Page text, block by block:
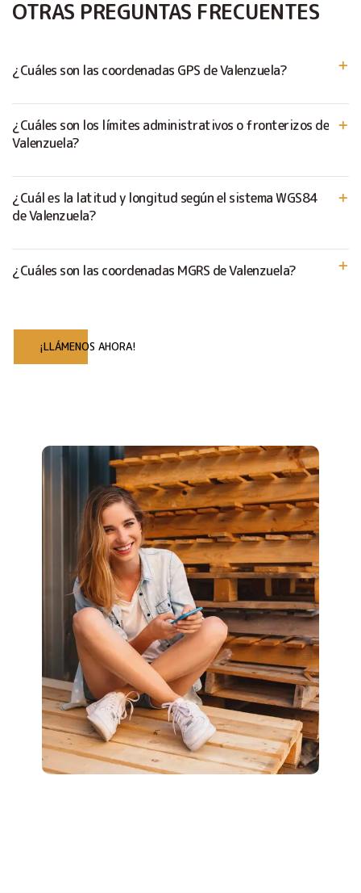
OTRAS PREGUNTAS FRECUENTES
¿Cuáles son las coordenadas GPS de Valenzuela?
¿Cuáles son los límites administrativos o fronterizos de
Valenzuela?
¿Cuál es la latitud y longitud según el sistema WGS84
de Valenzuela?
¿Cuáles son las coordenadas MGRS de Valenzuela?
¡LLÁMENOS AHORA!